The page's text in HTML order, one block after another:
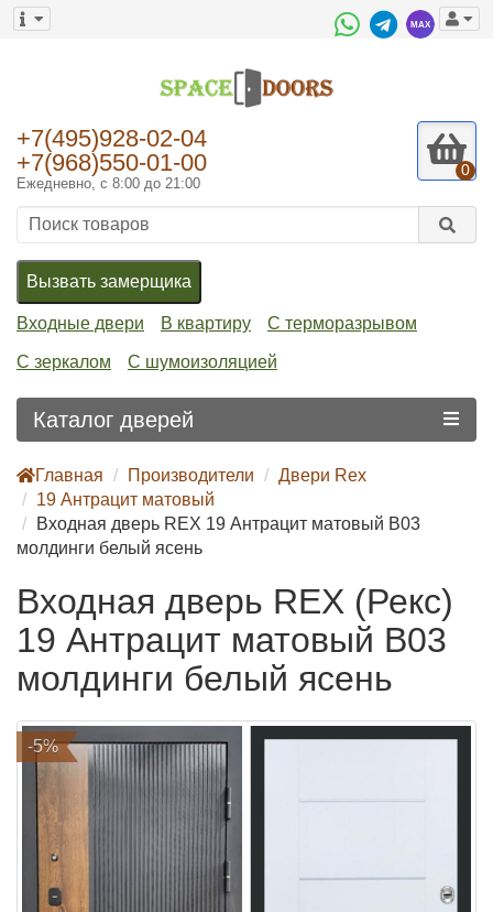
+7(495)928-02-04
+7(968)550-01-00
Ежедневно, с 8:00 до 21:00
0
Вызвать замерщика
Входные двери В квартиру С терморазрывом
С зеркалом С шумоизоляцией
Каталог дверей
Главная Производители
Двери Rex
19 Антрацит матовый
Входная дверь REX 19 Антрацит матовый B03
молдинги белый ясень
Входная дверь REX (Рекс)
19 Антрацит матовый B03
молдинги белый ясень
-5%